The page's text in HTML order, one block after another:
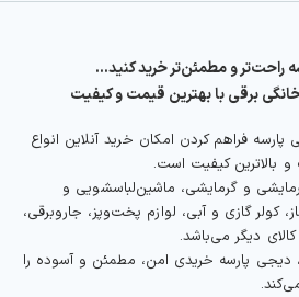
راحت‌تر و مطمئن‌تر خرید کنید…
برقی با بهترین قیمت و کیفیت
فراهم کردن امکان خرید آنلاین انواع
و بالاترین کیفیت است.
و گرمایشی، ماشین‌لباسشویی و
کولر گازی و آبی، لوازم پخت‌وپز، جاروبرقی،
دیگر می‌باشد.
، دیجی پارسه خریدی امن، مطمئن و آسوده را